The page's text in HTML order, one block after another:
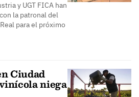
y UGT FICA han
la patronal del
para el próximo
Ciudad
niega